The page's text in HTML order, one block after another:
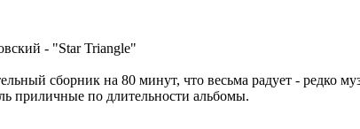
- "Star Triangle"
сборник на 80 минут, что весьма радует - редко
приличные по длительности альбомы.